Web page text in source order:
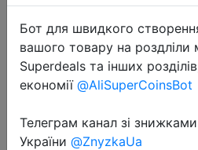
2022-11-14
Бот для швидкого
вашого товару на роздліли
Superdeals та інших
економії @AliSuperCoinsBot
Телеграм канал зі
України @ZnyzkaUa